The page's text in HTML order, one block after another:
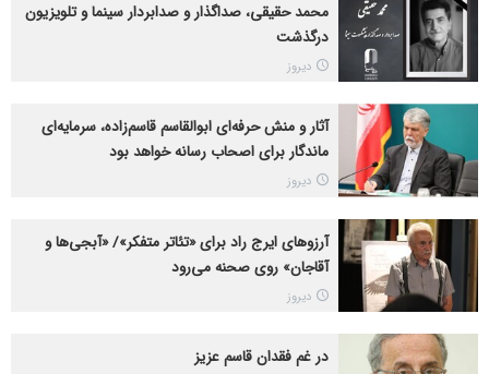
محمد حقیقی، صداگذار و صدابردار سینما و تلویزیون
درگذشت
دیروز
آثار و منش حرفه‌ای ابوالقاسم قاسم‌زاده، سرمایه‌ای
ماندگار برای اصحاب رسانه خواهد بود
دیروز
آرزوهای ایرج راد برای «تئاتر متفکر»/ «آبجی‌ها و
آقاجان» روی صحنه می‌رود
دیروز
در غم فقدان قاسم عزیز